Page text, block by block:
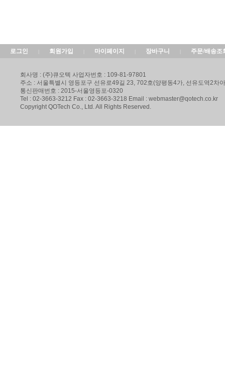
로그인 회원가입 마이페이지 장바구니 주문/배송조
회사명 : (주)큐오텍 사업자번호 : 109-81-97801
주소 : 서울특별시 영등포구 선유로49길 23, 702호(양평동4가, 선유도역2차
통신판매번호 : 2015-서울영등포-0320
Tel : 02-3663-3212 Fax : 02-3663-3218 Email : webmaster@qotech.co.kr
Copyright QOTech Co., Ltd. All Rights Reserved.